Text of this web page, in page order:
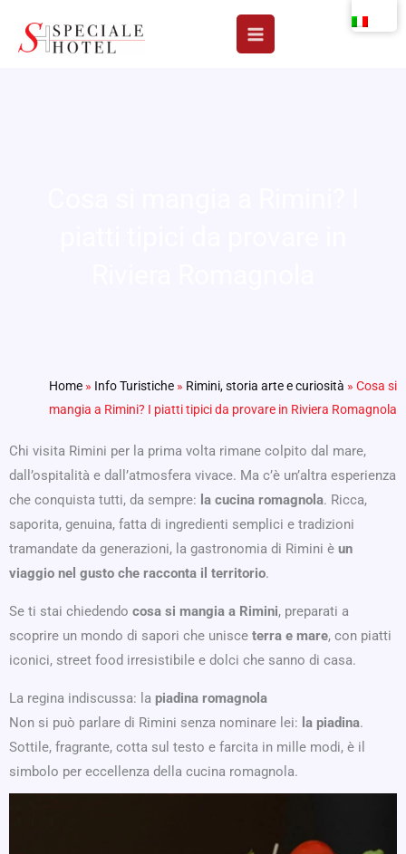
Home » Info Turistiche » Rimini, storia arte e curiosità » Cosa si
mangia a Rimini? I piatti tipici da provare in Riviera Romagnola
Chi visita Rimini per la prima volta rimane colpito dal mare,
dall’ospitalità e dall’atmosfera vivace. Ma c’è un’altra esperienza
che conquista tutti, da sempre: la cucina romagnola. Ricca,
saporita, genuina, fatta di ingredienti semplici e tradizioni
tramandate da generazioni, la gastronomia di Rimini è un
viaggio nel gusto che racconta il territorio.
Se ti stai chiedendo cosa si mangia a Rimini, preparati a
scoprire un mondo di sapori che unisce terra e mare, con piatti
iconici, street food irresistibile e dolci che sanno di casa.
La regina indiscussa: la piadina romagnola
Non si può parlare di Rimini senza nominare lei: la piadina.
Sottile, fragrante, cotta sul testo e farcita in mille modi, è il
simbolo per eccellenza della cucina romagnola.